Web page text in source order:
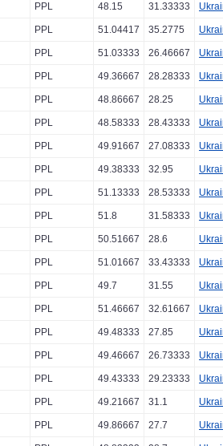
PPL 48.15 31.33333
PPL 51.04417 35.2775
PPL 51.03333 26.46667
PPL 49.36667 28.28333
PPL 48.86667 28.25
PPL 48.58333 28.43333
PPL 49.91667 27.08333
PPL 49.38333 32.95
PPL 51.13333 28.53333
PPL 51.8 31.58333
PPL 50.51667 28.6
PPL 51.01667 33.43333
PPL 49.7 31.55
PPL 51.46667 32.61667
PPL 49.48333 27.85
PPL 49.46667 26.73333
PPL 49.43333 29.23333
PPL 49.21667 31.1
PPL 49.86667 27.7